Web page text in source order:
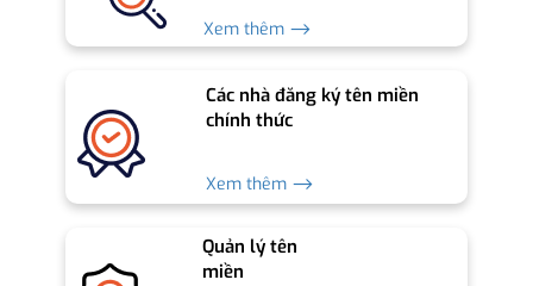
Xem thêm ⟶
Các nhà đăng ký tên miền
chính thức
Xem thêm ⟶
Quản lý tên
miền